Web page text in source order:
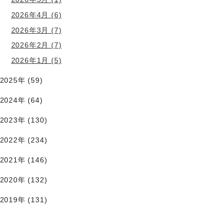
2026年4月 (6)
2026年3月 (7)
2026年2月 (7)
2026年1月 (5)
2025年 (59)
2024年 (64)
2023年 (130)
2022年 (234)
2021年 (146)
2020年 (132)
2019年 (131)